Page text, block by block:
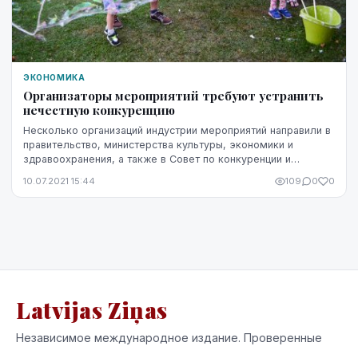
ЭКОНОМИКА
Организаторы мероприятий требуют устранить
нечестную конкуренцию
Несколько организаций индустрии мероприятий направили в
правительство, министерства культуры, экономики и
здравоохранения, а также в Совет по конкуренции и
10.07.2021 15:44 109 0 0
Latvijas Ziņas
Независимое международное издание. Проверенные